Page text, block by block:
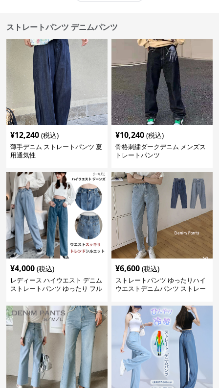
ストレートパンツ デニムパンツ
¥12,240 (税込)
薄手デニム ストレートパンツ 夏
用通気性
¥10,240 (税込)
骨格刺繍ダークデニム メンズス
トレートパンツ
¥4,000 (税込)
レディース ハイウエスト デニム
ストレートパンツ ゆったり フル
¥6,600 (税込)
ストレートパンツ ゆったりハイ
ウエストデニムパンツ ストレー